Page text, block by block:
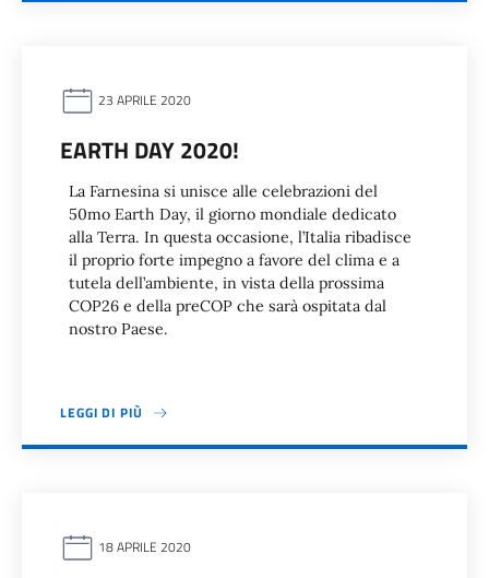
23 APRILE 2020
EARTH DAY 2020!
La Farnesina si unisce alle celebrazioni del
50mo Earth Day, il giorno mondiale dedicato
alla Terra. In questa occasione, l’Italia ribadisce
il proprio forte impegno a favore del clima e a
tutela dell’ambiente, in vista della prossima
COP26 e della preCOP che sarà ospitata dal
nostro Paese.
LEGGI DI PIÙ
18 APRILE 2020